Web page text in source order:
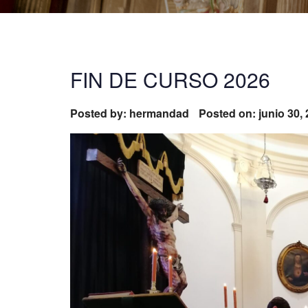
FIN DE CURSO 2026
Posted by: hermandad Posted on: junio 30,